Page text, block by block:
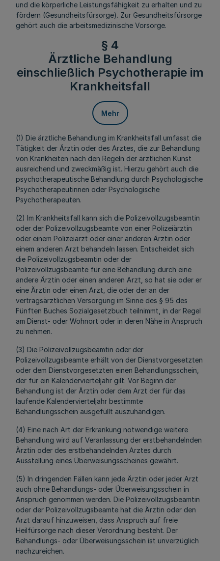
und die körperliche Leistungsfähigkeit zu erhalten und zu
fördern (Gesundheitsfürsorge). Zur Gesundheitsfürsorge
gehört auch die arbeitsmedizinische Vorsorge.
§ 4
Ärztliche Behandlung
einschließlich Psychotherapie im
Krankheitsfall
Mehr
(1) Die ärztliche Behandlung im Krankheitsfall umfasst die
Tätigkeit der Ärztin oder des Arztes, die zur Behandlung
von Krankheiten nach den Regeln der ärztlichen Kunst
ausreichend und zweckmäßig ist. Hierzu gehört auch die
psychotherapeutische Behandlung durch Psychologische
Psychotherapeutinnen oder Psychologische
Psychotherapeuten.
(2) Im Krankheitsfall kann sich die Polizeivollzugsbeamtin
oder der Polizeivollzugsbeamte von einer Polizeiärztin
oder einem Polizeiarzt oder einer anderen Ärztin oder
einem anderen Arzt behandeln lassen. Entscheidet sich
die Polizeivollzugsbeamtin oder der
Polizeivollzugsbeamte für eine Behandlung durch eine
andere Ärztin oder einen anderen Arzt, so hat sie oder er
eine Ärztin oder einen Arzt, die oder der an der
vertragsärztlichen Versorgung im Sinne des § 95 des
Fünften Buches Sozialgesetzbuch teilnimmt, in der Regel
am Dienst- oder Wohnort oder in deren Nähe in Anspruch
zu nehmen.
(3) Die Polizeivollzugsbeamtin oder der
Polizeivollzugsbeamte erhält von der Dienstvorgesetzten
oder dem Dienstvorgesetzten einen Behandlungsschein,
der für ein Kalendervierteljahr gilt. Vor Beginn der
Behandlung ist der Ärztin oder dem Arzt der für das
laufende Kalendervierteljahr bestimmte
Behandlungsschein ausgefüllt auszuhändigen.
(4) Eine nach Art der Erkrankung notwendige weitere
Behandlung wird auf Veranlassung der erstbehandelnden
Ärztin oder des erstbehandelnden Arztes durch
Ausstellung eines Überweisungsscheines gewährt.
(5) In dringenden Fällen kann jede Ärztin oder jeder Arzt
auch ohne Behandlungs- oder Überweisungsschein in
Anspruch genommen werden. Die Polizeivollzugsbeamtin
oder der Polizeivollzugsbeamte hat die Ärztin oder den
Arzt darauf hinzuweisen, dass Anspruch auf freie
Heilfürsorge nach dieser Verordnung besteht. Der
Behandlungs- oder Überweisungsschein ist unverzüglich
nachzureichen.